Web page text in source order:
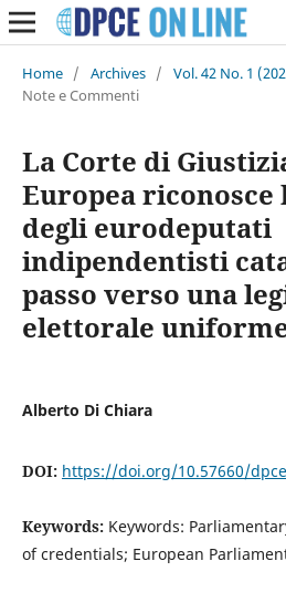
Home / Archives / Vol. 42 No. 1
Note e Commenti
La Corte di
Europea riconosce
degli eurodeputati
indipendentisti
passo verso una
elettorale
Alberto Di Chiara
DOI: https://doi.org/10.57660/
Keywords: Keywords:
of credentials; European